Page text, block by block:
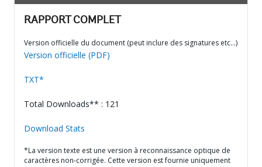
RAPPORT COMPLET
Version officielle du document (peut inclure des signatures etc…)
Version officielle (PDF)
TXT*
Total Downloads** : 121
Download Stats
*La version texte est une version à reconnaissance optique de
caractères non-corrigée. Cette version est fournie uniquement